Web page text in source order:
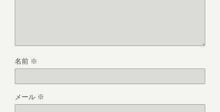
名前 ※
メール ※